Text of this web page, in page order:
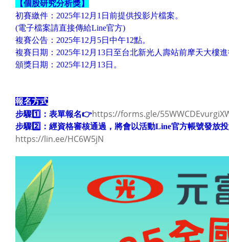
【個股研究分析獎】
初賽繳件：2025年12月1日前提供投影片檔案。
(電子檔案請直接傳給Line官方)
複賽公告：2025年12月5日中午12點。
複賽日期：2025年12月13日至台北新光人壽站前摩天大樓
頒獎日期：2025年12月13日。
報名方式
步驟1️⃣：表單報名👉https://forms.gle/
步驟2️⃣：經資格審核通過，將會以活動Line官方帳號發放
https://lin.ee/HC6W5jN